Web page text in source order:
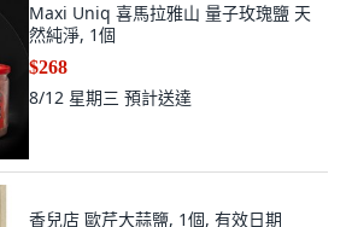
Maxi Uniq 喜馬拉雅山 量子玫瑰鹽 天
然純淨, 1個
$268
8/12 星期三 預計送達
香兒店 歐芹大蒜鹽, 1個, 有效日期